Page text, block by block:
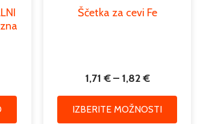
Ščetka za cevi Fe
1,71 € – 1,82€
IZBERITE MOŽNOSTI